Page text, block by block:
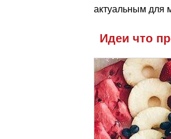
актуальным для
Идеи что